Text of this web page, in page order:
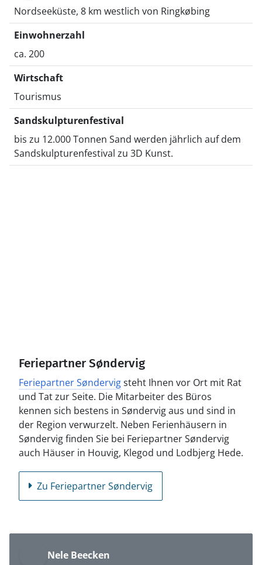
Nordseeküste, 8 km westlich von Ringkøbing
Einwohnerzahl
ca. 200
Wirtschaft
Tourismus
Sandskulpturenfestival
bis zu 12.000 Tonnen Sand werden jährlich auf dem
Sandskulpturenfestival zu 3D Kunst.
Feriepartner Søndervig
Feriepartner Søndervigsteht Ihnen vor Ort mit Rat
und Tat zur Seite. Die Mitarbeiter des Büros
kennen sich bestens in Søndervig aus und sind in
der Region verwurzelt. Neben Ferienhäusern in
Søndervig finden Sie bei Feriepartner Søndervig
auch Häuser in Houvig, Klegod und Lodbjerg Hede.
Zu Feriepartner Søndervig
Nele Beecken